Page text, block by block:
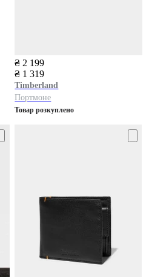
₴ 2 199
₴ 1 319
Timberland
Портмоне
Товар розкуплено